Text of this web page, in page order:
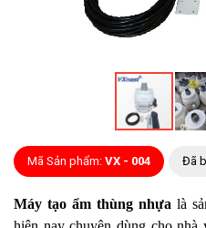
Mã Sản phẩm: VX - 004 Đã
Máy tạo ẩm thùng nhựa là